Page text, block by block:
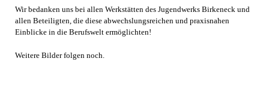
Wir bedanken uns bei allen Werkstätten des Jugendwerks Birkeneck und
allen Beteiligten, die diese abwechslungsreichen und praxisnahen
Einblicke in die Berufswelt ermöglichten!
Weitere Bilder folgen noch.